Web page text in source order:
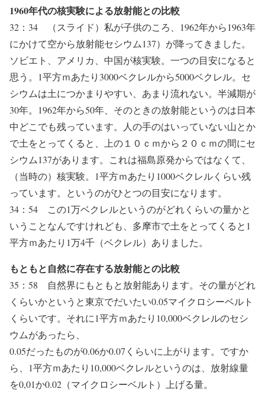
1960年代の核実験による放射能との比較
32：34 （スライド）私が子供のころ、1962年から1963年
にかけて空から放射能セシウム137）が降ってきました。
ソビエト、アメリカ、中国が核実験。一つの目安になると
思う。1平方ｍあたり3000ベクレルから5000ベクレル。セ
シウムは土につかまりやすい、あまり流れない。半減期が
30年。1962年から50年、そのときの放射能というのは日本
中どこでも残っています。人の手のはいっていない山とか
で土をとってくると、上の１０ｃｍから２０ｃｍの間にセ
シウム137があります。これは福島原発からではなくて、
（当時の）核実験。1平方ｍあたり1000ベクレルくらい残
っています。というのがひとつの目安になります。
34：54 この1万ベクレルというのがどれくらいの量かと
いうことなんですけれども、多摩市で土をとってくると1
平方ｍあたり1万4千（ベクレル）ありました。
もともと自然に存在する放射能との比較
35：58 自然界にもともと放射能あります。その量がどれ
くらいかというと東京でだいたい0.05マイクロシーベルト
くらいです。それに1平方ｍあたり10,000ベクレルのセシ
ウムがあったら、
0.05だったものが0.06か0.07くらいに上がります。ですか
ら、1平方ｍあたり10,000ベクレルというのは、放射線量
を0,01か0.02（マイクロシーベルト）上げる量。